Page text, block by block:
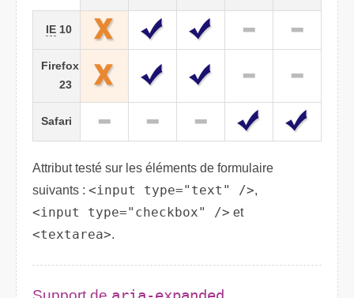
IE 10
Firefox
23
Safari
Attribut testé sur les éléments de formulaire
suivants : <input type="text" />,
<input type="checkbox" /> et
<textarea>.